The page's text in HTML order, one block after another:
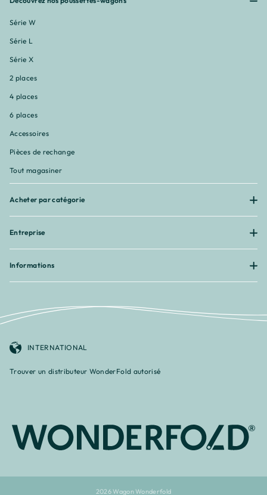
Série W
Série L
Série X
2 places
4 places
6 places
Accessoires
Pièces de rechange
Tout magasiner
Acheter par catégorie
Entreprise
Informations
INTERNATIONAL
Trouver un distributeur WonderFold autorisé
2026 Wagon Wonderfold